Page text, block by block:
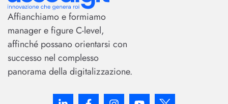
Affianchiamo e formiamo
manager e figure C-level,
affinché possano orientarsi con
successo nel complesso
panorama della digitalizzazione.